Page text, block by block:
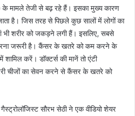
मामले तेजी से बढ़ रहे हैं। इसका मुख्य कारण
है। जिस तरह से पिछले कुछ सालों में लोगों का
भी शरीर को जकड़ने लगी हैं। इसलिए, सबसे
जरूरी है। कैंसर के खतरे को कम करने के
करें। डॉक्टर्स की मानें तो एंटी
चीजों का सेवन करने से कैंसर के खतरे को
गैस्ट्रोलॉजिस्ट सौरभ सेठी ने एक वीडियो शेयर